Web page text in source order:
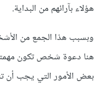
هؤلاء بآرائهم من البداية.
وبسبب هذا الجمع من
هنا دعوة شخص تكون
بعض الأمور التي يجب أن